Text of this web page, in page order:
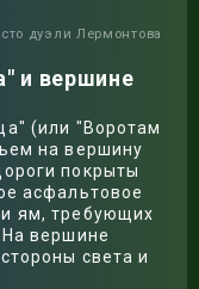
дуэли Лермонтова
и вершине
(или "Воротам
на вершину
покрыты
асфальтовое
ям, требующих
На вершине
света и